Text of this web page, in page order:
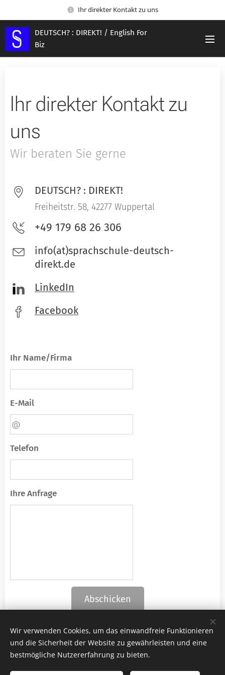
Ihr direkter Kontakt zu uns
DEUTSCH? : DIREKT! / English For
Biz
Ihr direkter Kontakt zu
uns
Wir beraten Sie gerne
DEUTSCH? : DIREKT!
Freiheitstr. 58, 42277 Wuppertal
+49 179 68 26 306
info(at)sprachschule-deutsch-
direkt.de
LinkedIn
Facebook
Ihr Name/Firma
E-Mail
Telefon
Ihre Anfrage
Abschicken
Wir verwenden Cookies, um das einwandfreie Funktionieren
und die Sicherheit der Website zu gewährleisten und eine
bestmögliche Nutzererfahrung zu bieten.